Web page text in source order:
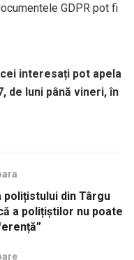
GDPR pot fi
interesați pot apela
de luni până vineri, în
polițistului din Târgu
a polițiștilor nu poate